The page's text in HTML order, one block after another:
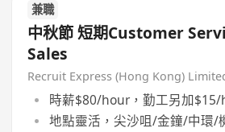
兼職
中秋節 短期Customer
Sales
Recruit Express (Hong Kong)
時薪$80/hour，勤工另加
地點靈活，尖沙咀/金鐘/中環/